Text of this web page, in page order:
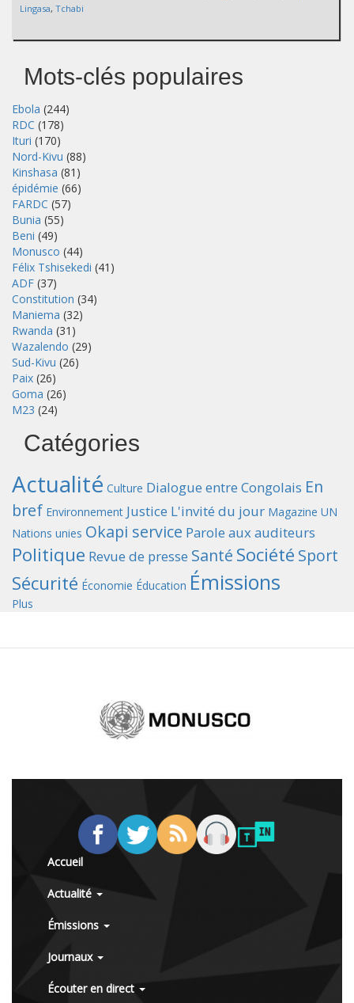
Lingasa, Tchabi
Mots-clés populaires
Ebola (244)
RDC (178)
Ituri (170)
Nord-Kivu (88)
Kinshasa (81)
épidémie (66)
FARDC (57)
Bunia (55)
Beni (49)
Monusco (44)
Félix Tshisekedi (41)
ADF (37)
Constitution (34)
Maniema (32)
Rwanda (31)
Wazalendo (29)
Sud-Kivu (26)
Paix (26)
Goma (26)
M23 (24)
Catégories
Actualité Culture Dialogue entre Congolais En
bref Environnement Justice L'invité du jour Magazine UN
Nations unies Okapi service Parole aux auditeurs
Politique Revue de presse Santé Société Sport
Sécurité Économie Éducation Émissions
Plus
Accueil
Actualité
Émissions
Journaux
Écouter en direct